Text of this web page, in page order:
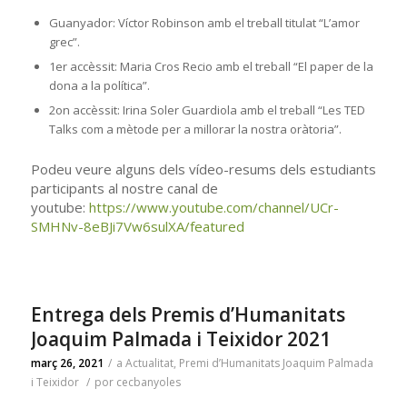
Guanyador: Víctor Robinson amb el treball titulat “L’amor
grec”.
1er accèssit: Maria Cros Recio amb el treball “El paper de la
dona a la política”.
2on accèssit: Irina Soler Guardiola amb el treball “Les TED
Talks com a mètode per a millorar la nostra oràtoria”.
Podeu veure alguns dels vídeo-resums dels estudiants
participants al nostre canal de
youtube: https://www.youtube.com/channel/UCr-
SMHNv-8eBJi7Vw6sulXA/featured
Entrega dels Premis d’Humanitats
Joaquim Palmada i Teixidor 2021
març 26, 2021 / a Actualitat, Premi d’Humanitats Joaquim Palmada
i Teixidor / por cecbanyoles